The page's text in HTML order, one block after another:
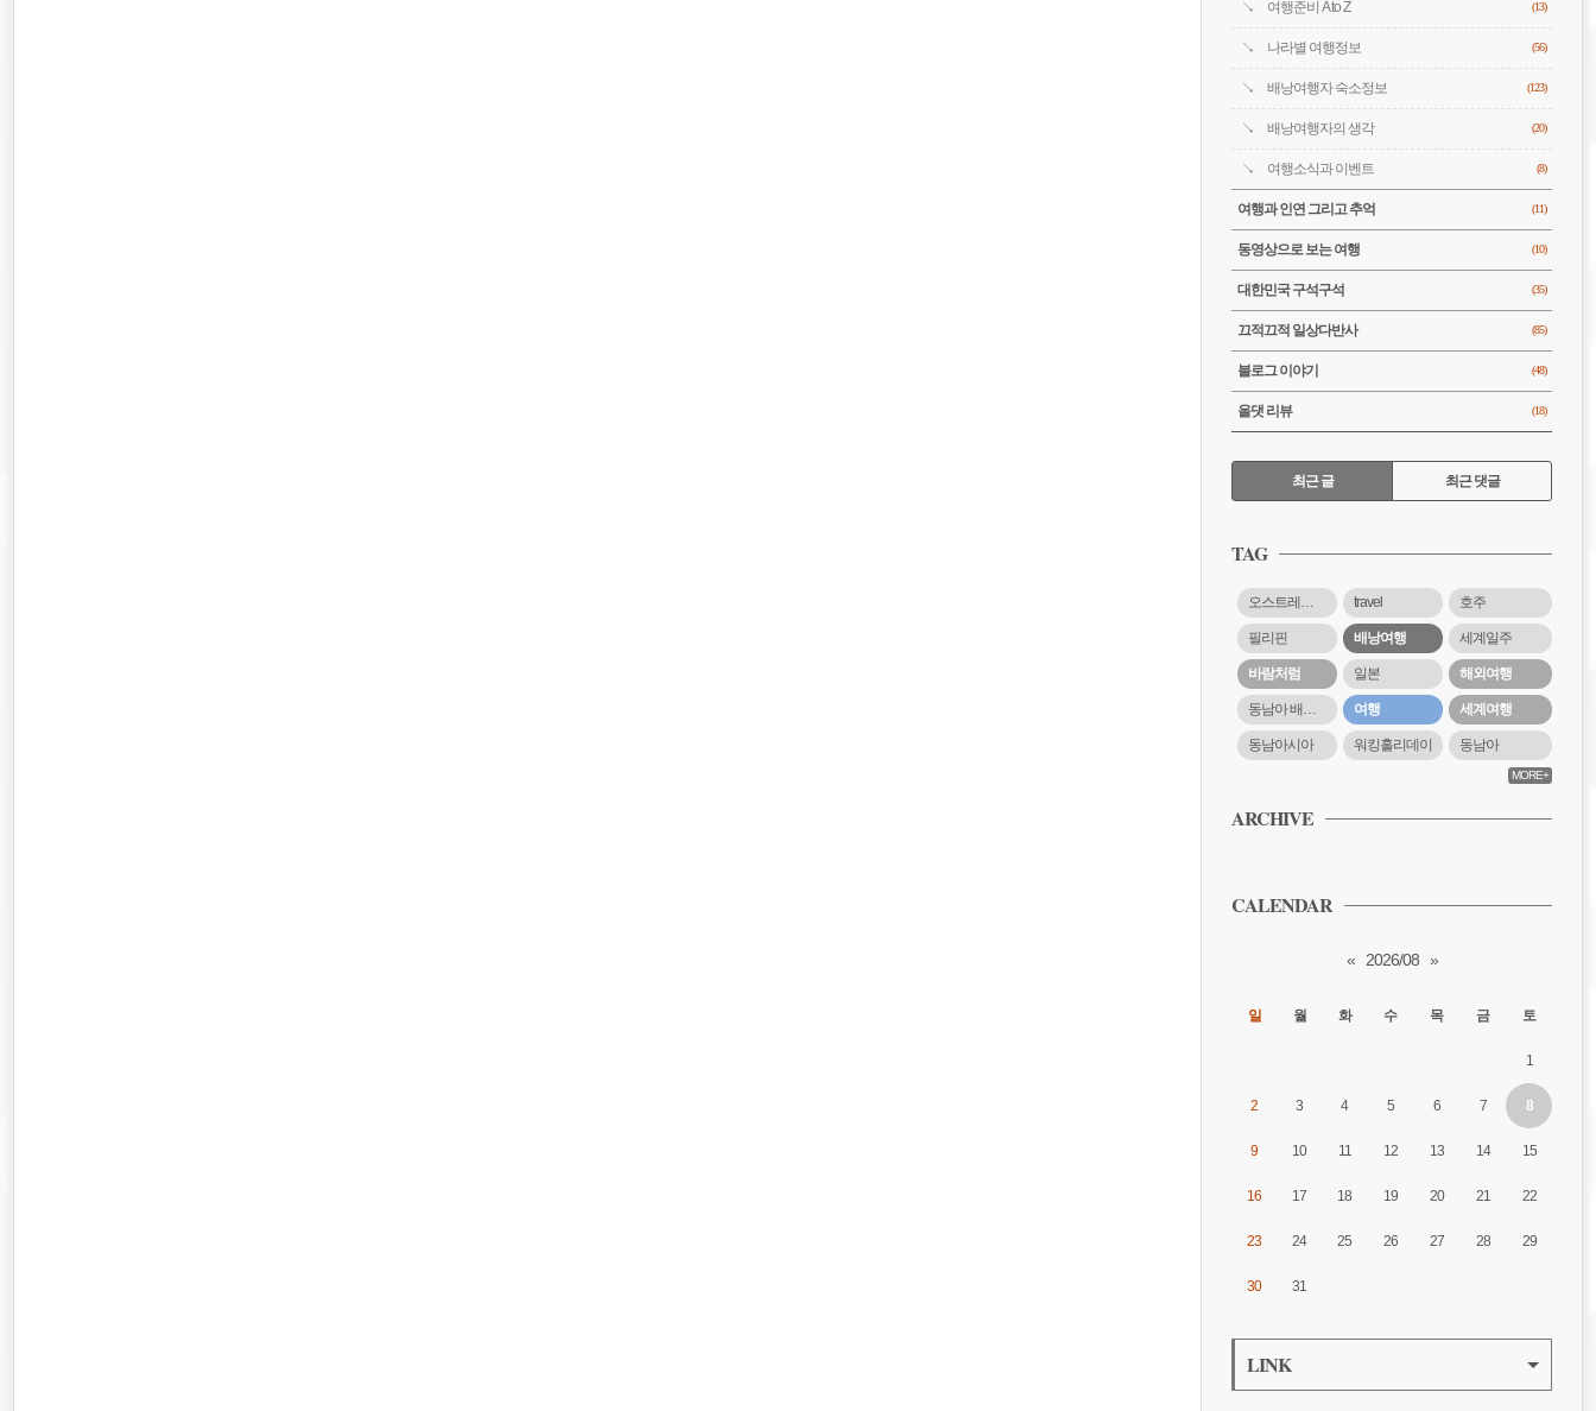
여행준비 A to Z (13)
나라별 여행정보 (56)
배낭여행자 숙소정보 (123)
배낭여행자의 생각 (20)
여행소식과 이벤트 (8)
여행과 인연 그리고 추억 (11)
동영상으로 보는 여행 (10)
대한민국 구석구석 (35)
끄적끄적 일상다반사 (85)
블로그 이야기 (48)
올댓 리뷰 (18)
RECENTLY
최근 글 최근 댓글
근
글
TAG
오스트레일리아 travel 호주
필리핀 배낭여행 세계일주
바람처럼 일본 해외여행
동남아 배낭여행 여행 세계여행
동남아시아 워킹홀리데이 동남아
MORE+
ARCHIVE
CALENDAR
« 2026/08 »
일 월 화 수 목 금 토
1
2 3 4 5 6 7 8
9 10 11 12 13 14 15
16 17 18 19 20 21 22
23 24 25 26 27 28 29
30 31
LINK